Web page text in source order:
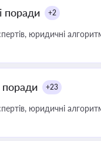
поради +2
юридичні
поради +23
юридичні